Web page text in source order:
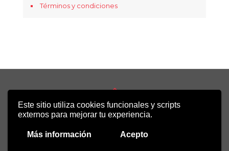
Este sitio utiliza cookies funcionales y scripts
externos para mejorar tu experiencia.
Más información Acepto
Términos y condiciones
Copyright 2022 - Desirée Bela-Lobedde